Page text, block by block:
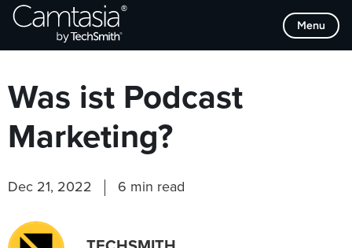
Direkt
zum
Menu
Browse Categories
Was ist Podcast
Marketing?
Dec 21, 2022 6 min read